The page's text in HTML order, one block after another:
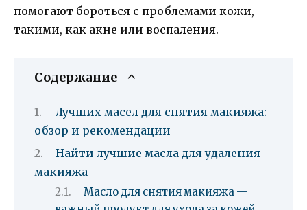
помогают бороться с проблемами кожи,
такими, как акне или воспаления.
Содержание
Лучших масел для снятия макияжа:
обзор и рекомендации
Найти лучшие масла для удаления
макияжа
Масло для снятия макияжа —